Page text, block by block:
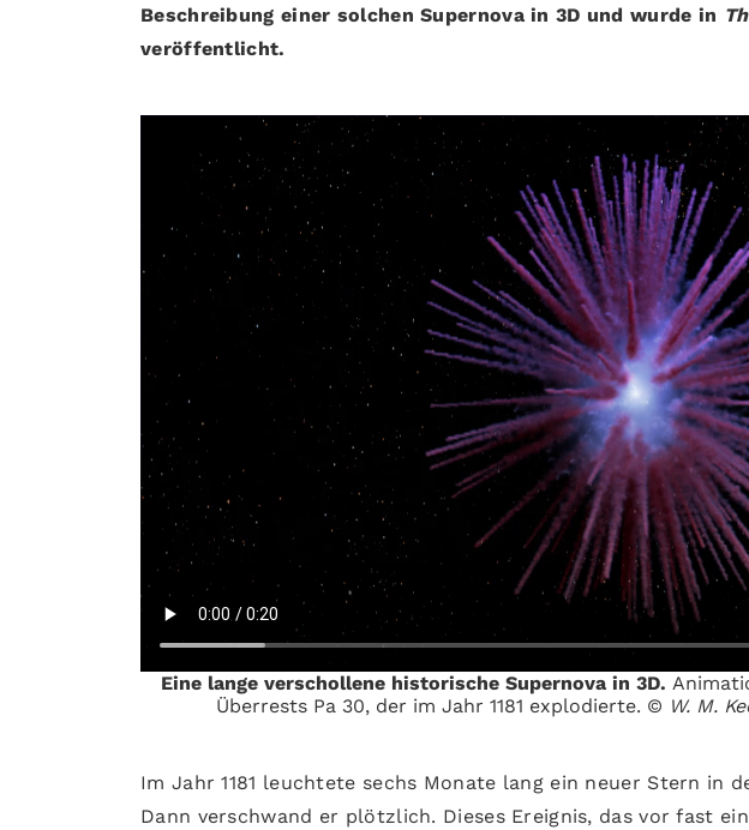
Beschreibung einer solchen Supernova in 3D und wurde in
veröffentlicht.
Eine lange verschollene historische Supernova in 3D.
Überrests Pa 30, der im Jahr 1181 explodierte. © W. M.
Im Jahr 1181 leuchtete sechs Monate lang ein neuer Stern in
Dann verschwand er plötzlich. Dieses Ereignis, das vor fast